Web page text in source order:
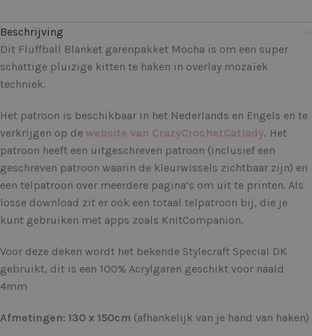
Beschrijving
Dit Fluffball Blanket garenpakket Mocha is om een super
schattige pluizige kitten te haken in overlay mozaïek
techniek.
Het patroon is beschikbaar in het Nederlands en Engels en te
verkrijgen op de website van CrazyCrochetCatlady. Het
patroon heeft een uitgeschreven patroon (inclusief een
geschreven patroon waarin de kleurwissels zichtbaar zijn) en
een telpatroon over meerdere pagina’s om uit te printen. Als
losse download zit er ook een totaal telpatroon bij, die je
kunt gebruiken met apps zoals KnitCompanion.
Voor deze deken wordt het bekende Stylecraft Special DK
gebruikt, dit is een 100% Acrylgaren geschikt voor naald
4mm
Afmetingen: 130 x 150cm (afhankelijk van je hand van haken)